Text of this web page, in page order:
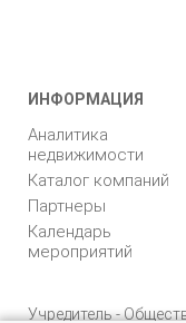
ИНФОРМАЦИЯ
Аналитика
недвижимости
Каталог компаний
Партнеры
Календарь
мероприятий
Учредитель -